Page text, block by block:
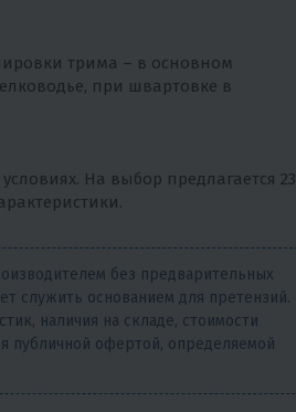
трима – в основном
при швартовке в
На выбор предлагается 23
без предварительных
служить основанием для претензий.
наличия на складе, стоимости
публичной офертой, определяемой